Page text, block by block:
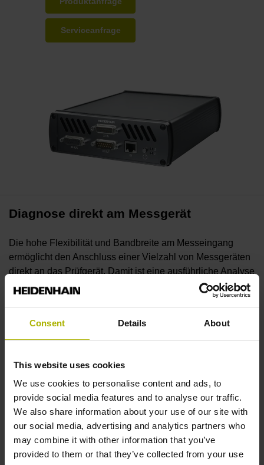
Consent Details About
This website uses cookies
We use cookies to personalise content and ads, to
provide social media features and to analyse our traffic.
We also share information about your use of our site with
our social media, advertising and analytics partners who
may combine it with other information that you’ve
provided to them or that they’ve collected from your use
Serviceanfrage
Diagnose direkt am Messgerät
Die hohe Flexibilität und Bandbreite am Messeingang
ermöglicht den Anschluss einer Vielzahl von Messgeräten
direkt an das Prüfgerät. Damit ist eine ausführliche Analyse
der Funktionen des HEIDENHAIN-Messgeräts möglich.
Justage- und Prüfsoftware
Messgeräte-Datenbank ermöglicht eine automatische
Messgeräte-Erkennung. Eine hohe Rechenleistung und
die kontinuierliche Erweiterung des Funktionsumfangs
sichern die Zukunftsfähigkeit.
Diagnose im Regelkreis